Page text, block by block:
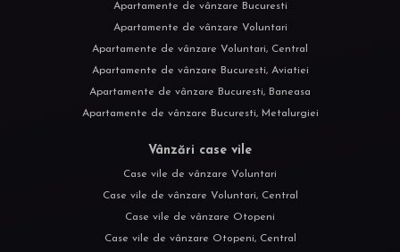
Apartamente de vânzare Bucuresti
Apartamente de vânzare Voluntari
Apartamente de vânzare Voluntari, Central
Apartamente de vânzare Bucuresti, Aviatiei
Apartamente de vânzare Bucuresti, Baneasa
Apartamente de vânzare Bucuresti, Metalurgiei
Vânzări case vile
Case vile de vânzare Voluntari
Case vile de vânzare Voluntari, Central
Case vile de vânzare Otopeni
Case vile de vânzare Otopeni, Central